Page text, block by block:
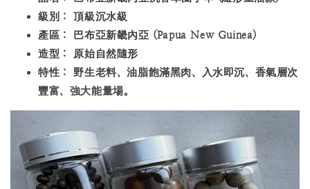
級別：
頂級沉水級
產區：
巴布亞新畿內亞 (Papua New Guinea)
造型：
原始自然隨形
特性：
野生老料、油脂飽滿黑肉、入水即沉、香氣層次
豐富、強大能量場。